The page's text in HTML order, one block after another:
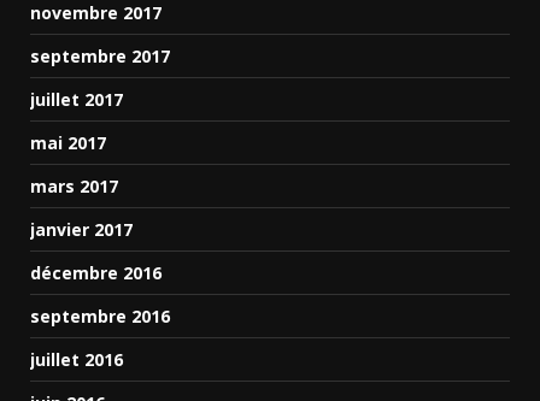
novembre 2017
septembre 2017
juillet 2017
mai 2017
mars 2017
janvier 2017
décembre 2016
septembre 2016
juillet 2016